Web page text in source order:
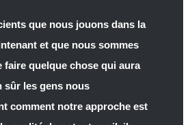
que nous jouons dans la
et que nous sommes
faire quelque chose qui aura
sûr les gens nous
comment notre approche est